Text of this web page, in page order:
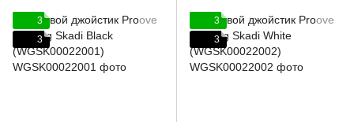
3
3
3
3